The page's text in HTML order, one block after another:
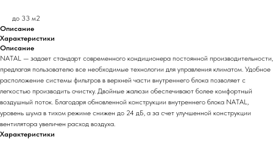
до 33 м2
Описание
Характеристики
Описание
NATAL — задает стандарт современного кондиционера постоянной производительности,
предлагая пользователю все необходимые технологии для управления климатом. Удобное
расположение системы фильтров в верхней части внутреннего блока позволяет с
легкостью производить очистку. Двойные жалюзи обеспечивают более комфортный
воздушный поток. Благодаря обновленной конструкции внутреннего блока NATAL,
уровень шума в тихом режиме снижен до 24 дБ, а за счет улучшенной конструкции
вентилятора увеличен расход воздуха.
Характеристики